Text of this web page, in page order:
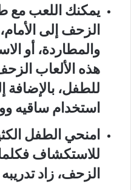
يمكنك اللعب مع
الزحف إلى
والمطاردة، أو
هذه الألعاب
للطفل،
استخدام ساقيه
امنحي الطفل
للاستكشاف
الزحف، زاد